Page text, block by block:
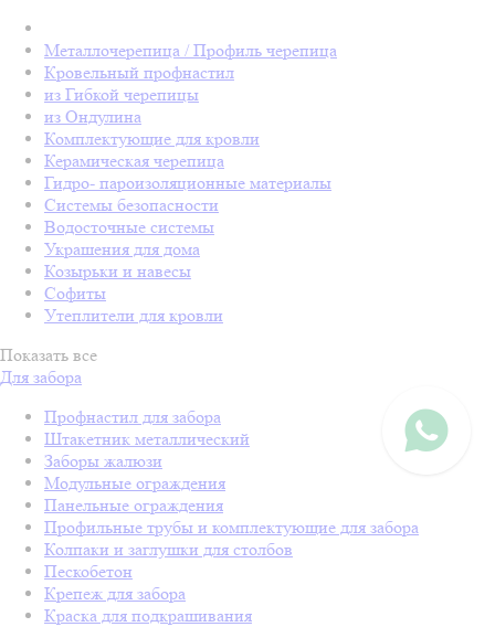
Металлочерепица / Профиль черепица
Кровельный профнастил
из Гибкой черепицы
из Ондулина
Комплектующие для кровли
Керамическая черепица
Гидро- пароизоляционные материалы
Системы безопасности
Водосточные системы
Украшения для дома
Козырьки и навесы
Софиты
Утеплители для кровли
Показать все
Для забора
Профнастил для забора
Штакетник металлический
Заборы жалюзи
Модульные ограждения
Панельные ограждения
Профильные трубы и комплектующие для забора
Колпаки и заглушки для столбов
Пескобетон
Крепеж для забора
Краска для подкрашивания